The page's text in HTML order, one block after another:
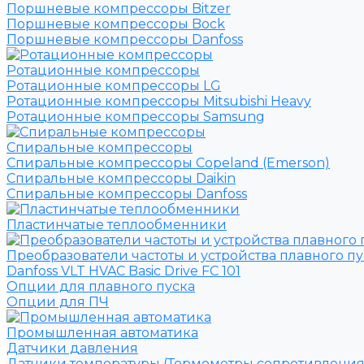
Поршневые компрессоры Bitzer
Поршневые компрессоры Bock
Поршневые компрессоры Danfoss
Ротационные компрессоры
Ротационные компрессоры LG
Ротационные компрессоры Mitsubishi Heavy
Ротационные компрессоры Samsung
Спиральные компрессоры
Спиральные компрессоры Copeland (Emerson)
Спиральные компрессоры Daikin
Спиральные компрессоры Danfoss
Пластинчатые теплообменники
Преобразователи частоты и устройства плавного
Danfoss VLT HVAC Basic Drive FC 101
Опции для плавного пуска
Опции для ПЧ
Промышленная автоматика
Датчики давления